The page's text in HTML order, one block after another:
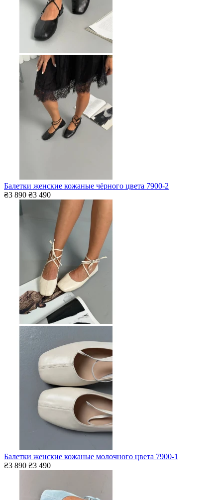
Балетки женские кожаные чёрного цвета 7900-2
₴3 890 ₴3 490
Балетки женские кожаные молочного цвета 7900-1
₴3 890 ₴3 490